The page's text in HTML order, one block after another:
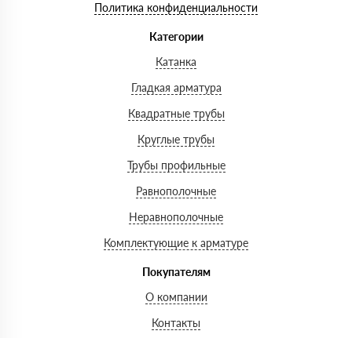
Политика конфиденциальности
Категории
Катанка
Гладкая арматура
Квадратные трубы
Круглые трубы
Трубы профильные
Равнополочные
Неравнополочные
Комплектующие к арматуре
Покупателям
О компании
Контакты